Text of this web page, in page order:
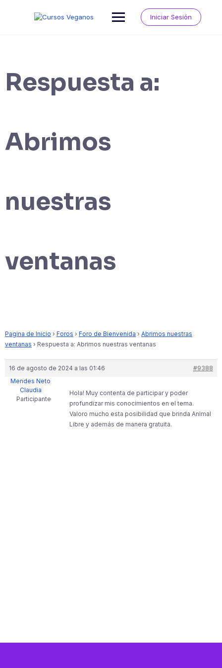
Iniciar Sesión
Respuesta a:
Abrimos
nuestras
ventanas
Pagina de Inicio › Foros › Foro de Bienvenida › Abrimos nuestras
ventanas › Respuesta a: Abrimos nuestras ventanas
16 de agosto de 2024 a las 01:46
#9388
Mendes Neto
Claudia
Participante
Hola! Muy contenta de participar y poder
profundizar mis conocimientos en el tema.
Valoro mucho esta posibilidad que brinda Animal
Libre y además de manera gratuita.